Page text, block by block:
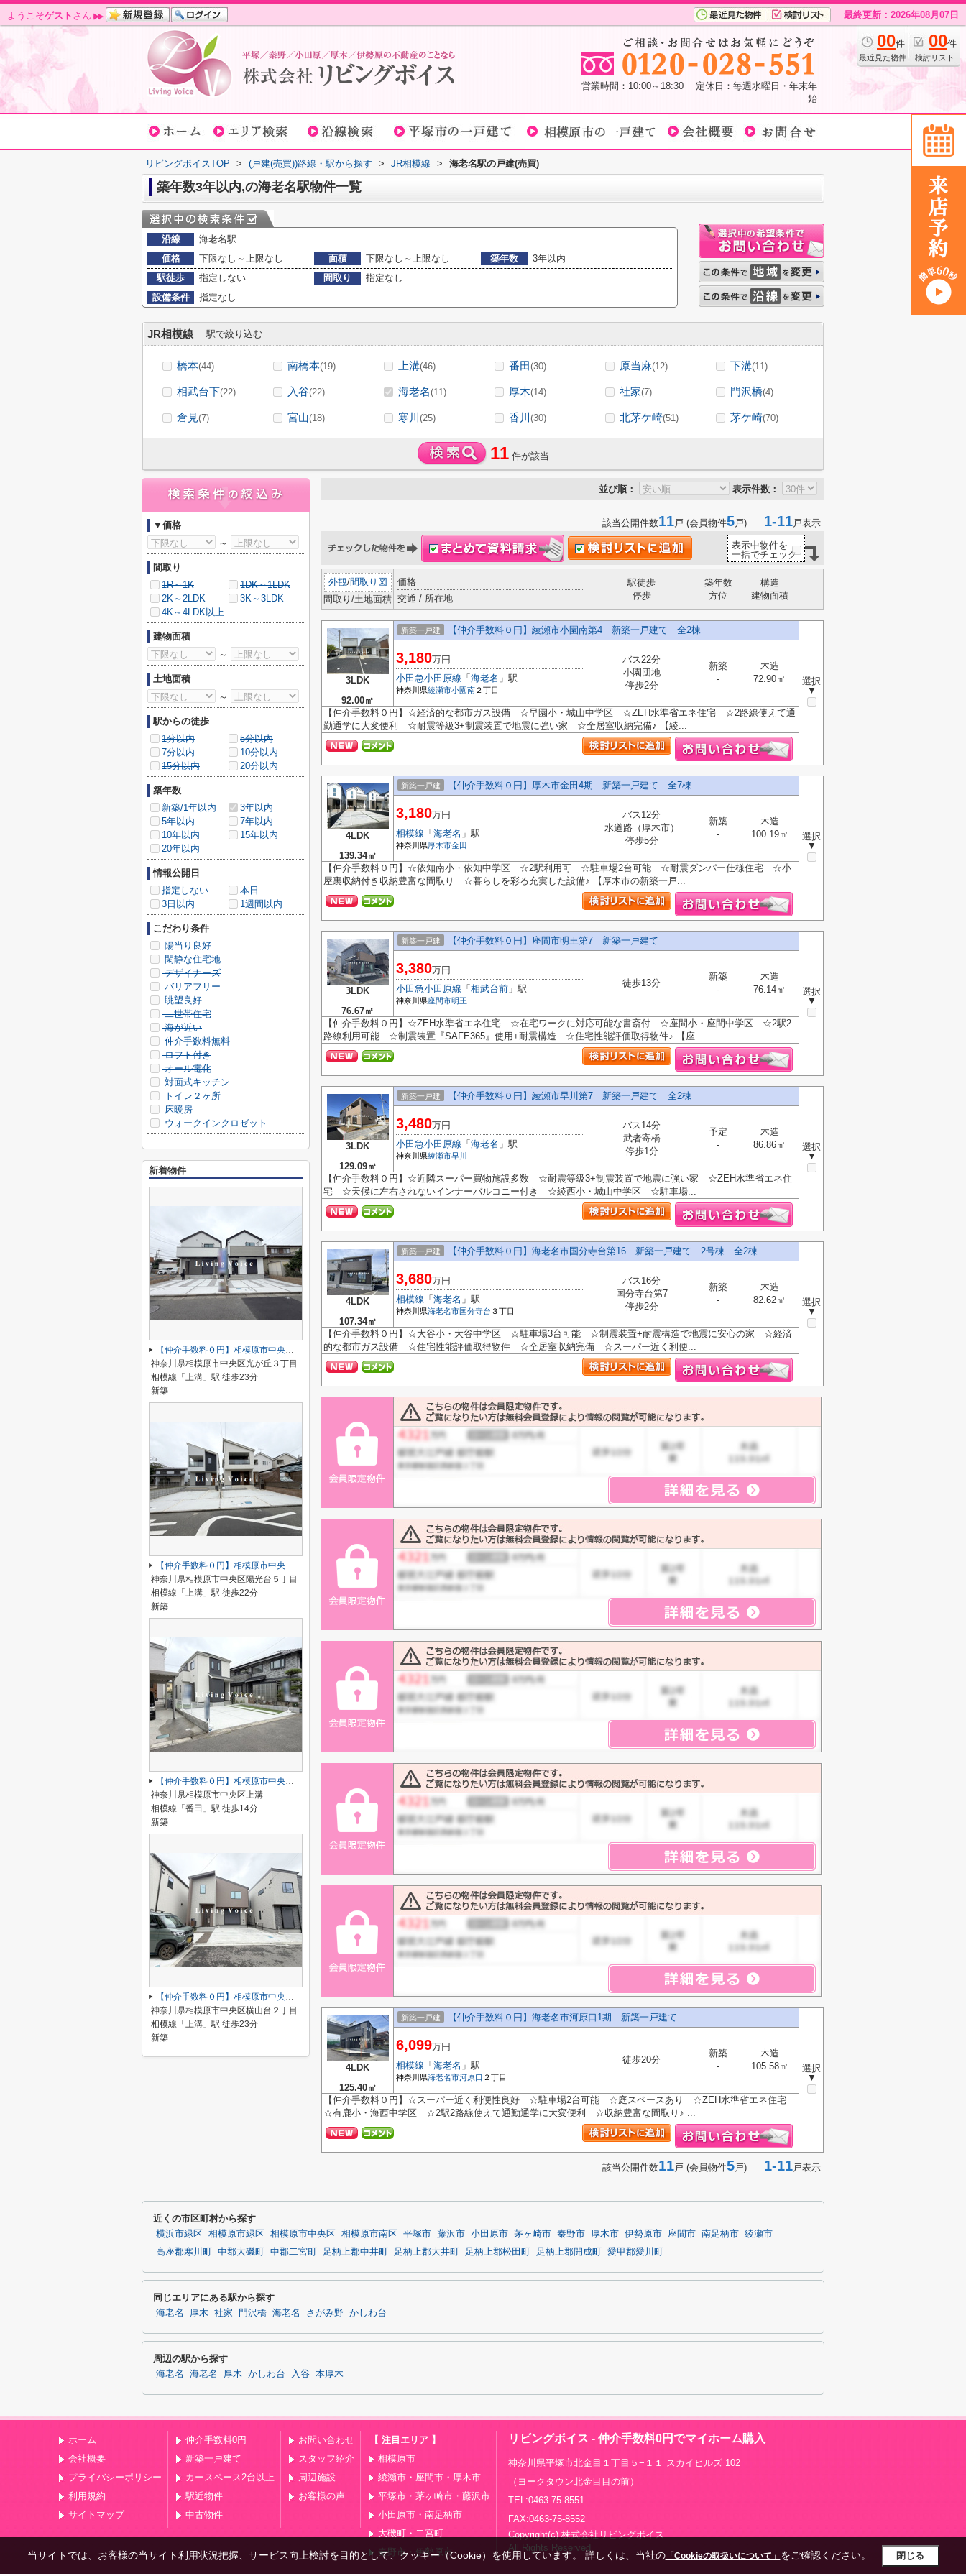
ようこそゲスト さん 最終更新：2026年08月07日
00件
最近見た物件
00件
検討リスト
営業時間：10:00～18:30 定休日：毎週水曜日・年末年
始
リビングボイスTOP > (戸建(売買))路線・駅から探す > JR相模線 > 海老名駅の戸建(売買)
築年数3年以内,の海老名駅物件一覧
沿線
海老名駅
価格
下限なし～上限なし 面積 下限なし～上限なし 築年数
3年以内
駅徒歩
指定しない 間取り
指定なし
設備条件
指定なし
JR相模線 駅で絞り込む
橋本(44) 南橋本(19) 上溝(46) 番田(30) 原当麻(12) 下溝(11)
相武台下(22) 入谷(22) 海老名(11) 厚木(14) 社家(7) 門沢橋(4)
倉見(7) 宮山(18) 寒川 (25) 香川 (30) 北茅ケ崎(51) 茅ケ崎(70)
11 件が該当
並び順： 表示件数：
該当公開件数11戸 (会員物件5戸) 1-11戸表示
表示中物件を
一括でチェック
外観/間取り図
間取り/土地面積
価格
交通 / 所在地
駅徒歩
停歩
築年数
方位
構造
建物面積
3LDK
92.00㎡
新築一戸建 【仲介手数料０円】綾瀬市小園南第4 新築一戸建て 全2棟
選択
▼
3,180万円
小田急小田原線 「 海老名 」駅
神奈川県綾瀬市小園南 ２丁目
バス22分
小園団地
停歩2分
新築
-
木造
72.90㎡
【仲介手数料０円】☆経済的な都市ガス設備 ☆早園小・城山中学区 ☆ZEH水準省エネ住宅 ☆2路線使えて通
勤通学に大変便利 ☆耐震等級3+制震装置で地震に強い家 ☆全居室収納完備♪ 【綾...
4LDK
139.34㎡
新築一戸建 【仲介手数料０円】厚木市金田4期 新築一戸建て 全7棟
選択
▼
3,180万円
相模線 「 海老名 」駅
神奈川県厚木市金田
バス12分
水道路（厚木市）
停歩5分
新築
-
木造
100.19㎡
【仲介手数料０円】☆依知南小・依知中学区 ☆2駅利用可 ☆駐車場2台可能 ☆耐震ダンパー仕様住宅 ☆小
屋裏収納付き収納豊富な間取り ☆暮らしを彩る充実した設備♪ 【厚木市の新築一戸...
3LDK
76.67㎡
新築一戸建 【仲介手数料０円】座間市明王第7 新築一戸建て
選択
▼
3,380万円
小田急小田原線 「 相武台前 」駅
神奈川県座間市明王
徒歩13分
新築
-
木造
76.14㎡
【仲介手数料０円】☆ZEH水準省エネ住宅 ☆在宅ワークに対応可能な書斎付 ☆座間小・座間中学区 ☆2駅2
路線利用可能 ☆制震装置『SAFE365』使用+耐震構造 ☆住宅性能評価取得物件♪ 【座...
3LDK
129.09㎡
新築一戸建 【仲介手数料０円】綾瀬市早川第7 新築一戸建て 全2棟
選択
▼
3,480万円
小田急小田原線 「 海老名 」駅
神奈川県綾瀬市早川
バス14分
武者寄橋
停歩1分
予定
-
木造
86.86㎡
【仲介手数料０円】☆近隣スーパー買物施設多数 ☆耐震等級3+制震装置で地震に強い家 ☆ZEH水準省エネ住
宅 ☆天候に左右されないインナーバルコニー付き ☆綾西小・城山中学区 ☆駐車場...
4LDK
107.34㎡
新築一戸建 【仲介手数料０円】海老名市国分寺台第16 新築一戸建て 2号棟 全2棟
選択
▼
3,680万円
相模線 「 海老名 」駅
神奈川県海老名市国分寺台 ３丁目
バス16分
国分寺台第7
停歩2分
新築
-
木造
82.62㎡
【仲介手数料０円】☆大谷小・大谷中学区 ☆駐車場3台可能 ☆制震装置+耐震構造で地震に安心の家 ☆経済
的な都市ガス設備 ☆住宅性能評価取得物件 ☆全居室収納完備 ☆スーパー近く利便...
4LDK
125.40㎡
新築一戸建 【仲介手数料０円】海老名市河原口1期 新築一戸建て
選択
▼
6,099万円
相模線 「 海老名 」駅
神奈川県海老名市河原口 ２丁目
徒歩20分
新築
-
木造
105.58㎡
【仲介手数料０円】☆スーパー近く利便性良好 ☆駐車場2台可能 ☆庭スペースあり ☆ZEH水準省エネ住宅
☆有鹿小・海西中学区 ☆2駅2路線使えて通勤通学に大変便利 ☆収納豊富な間取り♪ ...
該当公開件数11戸 (会員物件5戸) 1-11戸表示
▼価格
～
間取り
1R～1K
1DK～1LDK
2K～2LDK
3K～3LDK
4K～4LDK以上
建物面積
～
土地面積
～
駅からの徒歩
1分以内
5分以内
7分以内
10分以内
15分以内
20分以内
築年数
新築/1年以内
3年以内
5年以内
7年以内
10年以内
15年以内
20年以内
情報公開日
指定しない
本日
3日以内
1週間以内
こだわり条件
陽当り良好
閑静な住宅地
デザイナーズ
バリアフリー
眺望良好
二世帯住宅
海が近い
仲介手数料無料
ロフト付き
オール電化
対面式キッチン
トイレ２ヶ所
床暖房
ウォークインクロゼット
新着物件
【仲介手数料０円】相模原市中央区光が丘4期 新築一戸建て 全2棟
神奈川県相模原市中央区光が丘３丁目
相模線「上溝」駅 徒歩23分
新築
【仲介手数料０円】相模原市中央区陽光台5丁目 新築一戸建て
神奈川県相模原市中央区陽光台５丁目
相模線「上溝」駅 徒歩22分
新築
【仲介手数料０円】相模原市中央区上溝 新築一戸建て
神奈川県相模原市中央区上溝
相模線「番田」駅 徒歩14分
新築
【仲介手数料０円】相模原市中央区横山台2丁目（1～8号棟）新築一戸建て 1号棟 全19棟
神奈川県相模原市中央区横山台２丁目
相模線「上溝」駅 徒歩23分
新築
近くの市区町村から探す
横浜市緑区 相模原市緑区 相模原市中央区 相模原市南区 平塚市 藤沢市 小田原市 茅ヶ崎市 秦野市 厚木市 伊勢原市 座間市 南足柄市 綾瀬市
高座郡寒川町
中郡大磯町 中郡二宮町 足柄上郡中井町 足柄上郡大井町 足柄上郡松田町 足柄上郡開成町 愛甲郡愛川町
同じエリアにある駅から探す
海老名 厚木 社家 門沢橋 海老名 さがみ野 かしわ台
周辺の駅から探す
海老名 海老名 厚木 かしわ台 入谷 本厚木
ホーム
会社概要
プライバシーポリシー
利用規約
サイトマップ
仲介手数料0円
新築一戸建て
カースペース2台以上
駅近物件
中古物件
お問い合わせ
スタッフ紹介
周辺施設
お客様の声
【 注目エリア 】
相模原市
綾瀬市・座間市・厚木市
平塚市・茅ヶ崎市・藤沢市
小田原市・南足柄市
大磯町・二宮町
秦野市・伊勢原市
リビングボイス - 仲介手数料0円でマイホーム購入
神奈川県平塚市北金目１丁目５−１１ スカイヒルズ 102
（ヨークタウン北金目目の前）
TEL:0463-75-8551
FAX:0463-75-8552
Copyright(c) 株式会社リビングボイス
All Rights Reserved.
当サイトでは、お客様の当サイト利用状況把握、サービス向上検討を目的として、クッキー（Cookie）を使用しています。 詳しくは、当社の「Cookieの取扱いについて」 をご確認ください。 閉じる